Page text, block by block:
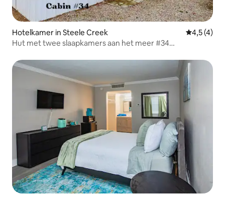
Hotelkamer in Steele Creek
4,5 (4)
Hut met twee slaapkamers aan het meer #34